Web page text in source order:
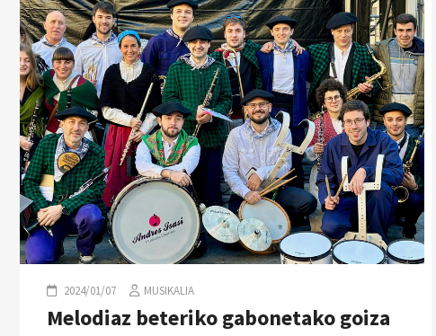
2024/01/07 MUSIKALIA
Melodiaz beteriko gabonetako goiza